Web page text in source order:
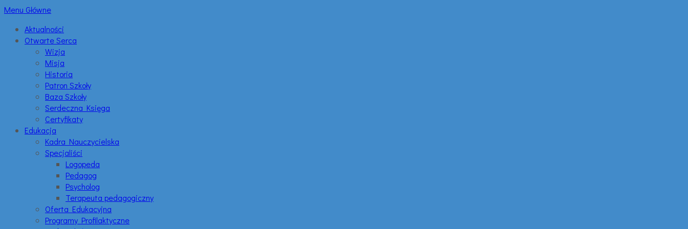
Menu Główne
Aktualności
Otwarte Serca
Wizja
Misja
Historia
Patron Szkoły
Baza Szkoły
Serdeczna Księga
Certyfikaty
Edukacja
Kadra Nauczycielska
Specjaliści
Logopeda
Pedagog
Psycholog
Terapeuta pedagogiczny
Oferta Edukacyjna
Programy Profilaktyczne